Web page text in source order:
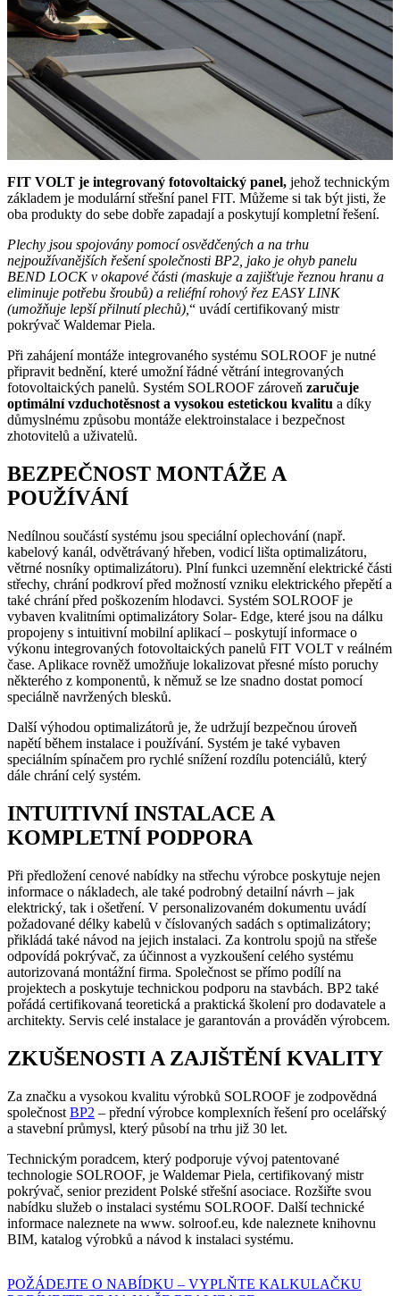
FIT VOLT je integrovaný fotovoltaický panel, jehož technickým
základem je modulární střešní panel FIT. Můžeme si tak být jisti, že
oba produkty do sebe dobře zapadají a poskytují kompletní řešení.
Plechy jsou spojovány pomocí osvědčených a na trhu
nejpoužívanějších řešení společnosti BP2, jako je ohyb panelu
BEND LOCK v okapové části (maskuje a zajišťuje řeznou hranu a
eliminuje potřebu šroubů) a reliéfní rohový řez EASY LINK
(umožňuje lepší přilnutí plechů), “ uvádí certifikovaný mistr
pokrývač Waldemar Piela.
Při zahájení montáže integrovaného systému SOLROOF je nutné
připravit bednění, které umožní řádné větrání integrovaných
fotovoltaických panelů. Systém SOLROOF zároveň zaručuje
optimální vzduchotěsnost a vysokou estetickou kvalitu a díky
důmyslnému způsobu montáže elektroinstalace i bezpečnost
zhotovitelů a uživatelů.
BEZPEČNOST MONTÁŽE A
POUŽÍVÁNÍ
Nedílnou součástí systému jsou speciální oplechování (např.
kabelový kanál, odvětrávaný hřeben, vodicí lišta optimalizátoru,
větrné nosníky optimalizátoru). Plní funkci uzemnění elektrické části
střechy, chrání podkroví před možností vzniku elektrického přepětí a
také chrání před poškozením hlodavci. Systém SOLROOF je
vybaven kvalitními optimalizátory Solar- Edge, které jsou na dálku
propojeny s intuitivní mobilní aplikací – poskytují informace o
výkonu integrovaných fotovoltaických panelů FIT VOLT v reálném
čase. Aplikace rovněž umožňuje lokalizovat přesné místo poruchy
některého z komponentů, k němuž se lze snadno dostat pomocí
speciálně navržených blesků.
Další výhodou optimalizátorů je, že udržují bezpečnou úroveň
napětí během instalace i používání. Systém je také vybaven
speciálním spínačem pro rychlé snížení rozdílu potenciálů, který
dále chrání celý systém.
INTUITIVNÍ INSTALACE A
KOMPLETNÍ PODPORA
Při předložení cenové nabídky na střechu výrobce poskytuje nejen
informace o nákladech, ale také podrobný detailní návrh – jak
elektrický, tak i ošetření. V personalizovaném dokumentu uvádí
požadované délky kabelů v číslovaných sadách s optimalizátory;
přikládá také návod na jejich instalaci. Za kontrolu spojů na střeše
odpovídá pokrývač, za účinnost a vyzkoušení celého systému
autorizovaná montážní firma. Společnost se přímo podílí na
projektech a poskytuje technickou podporu na stavbách. BP2 také
pořádá certifikovaná teoretická a praktická školení pro dodavatele a
architekty. Servis celé instalace je garantován a prováděn výrobcem.
ZKUŠENOSTI A ZAJIŠTĚNÍ KVALITY
Za značku a vysokou kvalitu výrobků SOLROOF je zodpovědná
společnost BP2 – přední výrobce komplexních řešení pro ocelářský
a stavební průmysl, který působí na trhu již 30 let.
Technickým poradcem, který podporuje vývoj patentované
technologie SOLROOF, je Waldemar Piela, certifikovaný mistr
pokrývač, senior prezident Polské střešní asociace. Rozšiřte svou
nabídku služeb o instalaci systému SOLROOF. Další technické
informace naleznete na www. solroof.eu, kde naleznete knihovnu
BIM, katalog výrobků a návod k instalaci systému.
POŽÁDEJTE O NABÍDKU – VYPLŇTE KALKULAČKU